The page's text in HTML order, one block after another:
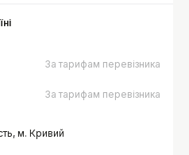
За тарифам перевізника
За тарифам перевізника
м. Кривий